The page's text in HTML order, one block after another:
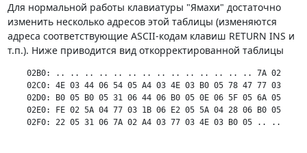
Для нормальной работы клавиатуры "Ямахи" достаточно
изменить несколько адресов этой таблицы (изменяются
адреса соответствующие ASCII-кодам клавиш RETURN INS и
т.п.). Ниже приводится вид откорректированной таблицы
    02В0: .. .. .. .. .. .. .. .. .. .. .. .. .. .. 7А 02
    02С0: 4Е 03 44 06 54 05 А4 03 4Е 03 В0 05 78 47 77 03
    02D0: В0 05 В0 05 31 06 44 06 В0 05 0Е 06 5F 05 6А 05
    02Е0: FE 02 5А 04 77 03 1В 06 Е2 05 5А 04 28 06 В0 05
    02F0: 22 05 31 06 7А 02 А4 03 77 03 4Е 03 В0 05 .. ..